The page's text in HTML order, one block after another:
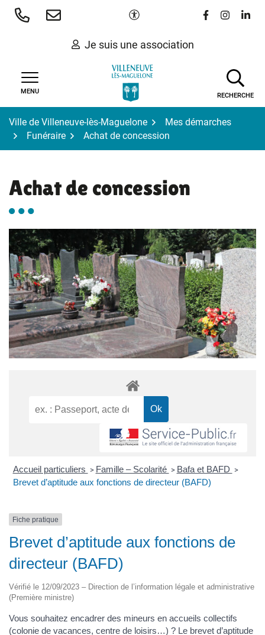
Aller
Paramètres d'accessibilité
Lien vers le
Lien vers
Lien
Je suis une association
MENU
RECHERCHE
Ville de Villeneuve-lès-Maguelone
Mes démarches
Funéraire
Achat de concession
Achat de concession
Accueil particuliers > Famille – Scolarité > Bafa et BAFD >
Brevet d’aptitude aux fonctions de directeur (BAFD)
Fiche pratique
Brevet d’aptitude aux fonctions de
directeur (BAFD)
Vérifié le 12/09/2023 – Direction de l’information légale et administrative
(Première ministre)
Vous souhaitez encadrer des mineurs en accueils collectifs
(colonie de vacances, centre de loisirs…) ? Le brevet d’aptitude